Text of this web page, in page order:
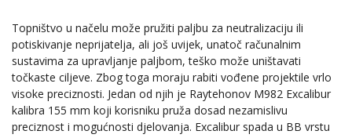
Topništvo u načelu može pružiti paljbu za neutralizaciju ili
potiskivanje neprijatelja, ali još uvijek, unatoč računalnim
sustavima za upravljanje paljbom, teško može uništavati
točkaste ciljeve. Zbog toga moraju rabiti vođene projektile vrlo
visoke preciznosti. Jedan od njih je Raytehonov M982 Excalibur
kalibra 155 mm koji korisniku pruža dosad nezamislivu
preciznost i mogućnosti djelovanja. Excalibur spada u BB vrstu